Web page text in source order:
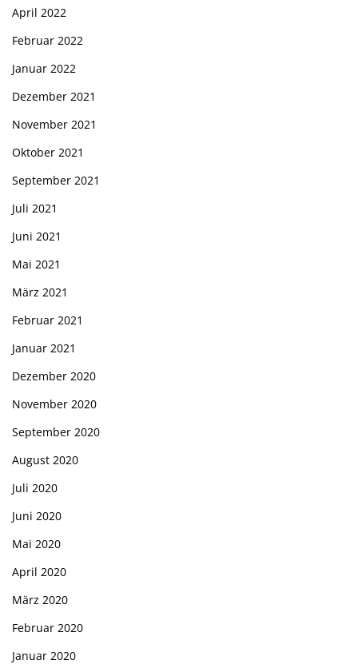
April 2022
Februar 2022
Januar 2022
Dezember 2021
November 2021
Oktober 2021
September 2021
Juli 2021
Juni 2021
Mai 2021
März 2021
Februar 2021
Januar 2021
Dezember 2020
November 2020
September 2020
August 2020
Juli 2020
Juni 2020
Mai 2020
April 2020
März 2020
Februar 2020
Januar 2020